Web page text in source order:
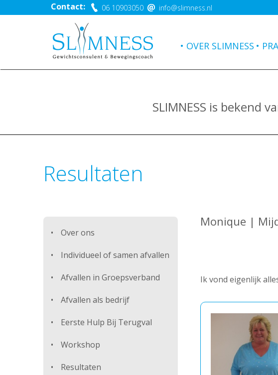
Contact: 06 10903050 info@slimness.nl
OVER SLIMNESS
SLIMNESS is bekend
Resultaten
Over ons
Individueel of samen afvallen
Afvallen in Groepsverband
Afvallen als bedrijf
Eerste Hulp Bij Terugval
Workshop
Resultaten
Monique |
Ik vond eigenlijk